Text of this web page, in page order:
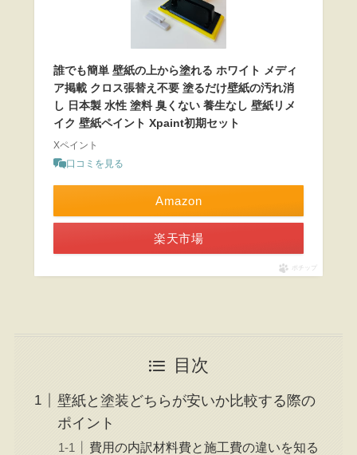
誰でも簡単 壁紙の上から塗れる ホワイト メディ
ア掲載 クロス張替え不要 塗るだけ壁紙の汚れ消
し 日本製 水性 塗料 臭くない 養生なし 壁紙リメ
イク 壁紙ペイント Xpaint初期セット
Xペイント
口コミを見る
Amazon
楽天市場
ポチップ
目次
壁紙と塗装どちらが安いか比較する際の
ポイント
費用の内訳材料費と施工費の違いを知る